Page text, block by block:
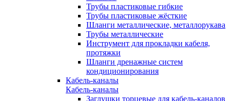
Трубы пластиковые гибкие
Трубы пластиковые жёсткие
Шланги металлические, металлорукава
Трубы металлические
Инструмент для прокладки кабеля,
протяжки
Шланги дренажные систем
кондиционирования
Кабель-каналы
Кабель-каналы
Заглушки торцевые для кабель-каналов